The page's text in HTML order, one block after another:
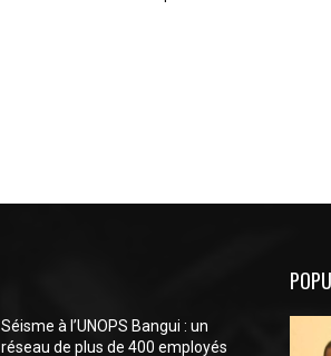
Séisme à l’UNOPS Bangui : un
réseau de plus de 400 employés